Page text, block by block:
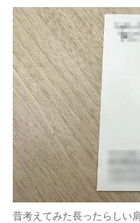
昔考えてみた長ったらしい